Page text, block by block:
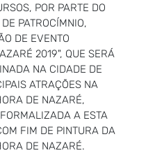
POR PARTE DO
PATROCÍMNIO,
DE EVENTO
2019", QUE SERÁ
NA CIDADE DE
ATRAÇÕES NA
DE NAZARÉ,
A ESTA
FIM DE PINTURA DA
DE NAZARÉ.